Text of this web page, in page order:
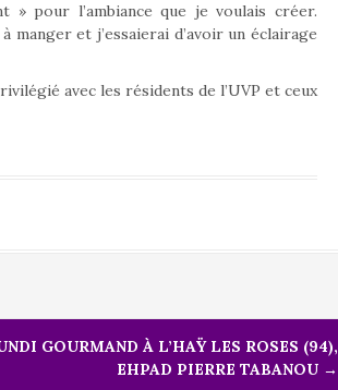
» pour l’ambiance que je voulais créer.
et j’essaierai d’avoir un éclairage
avec les résidents de l’UVP et ceux
GOURMAND À L’HAŸ LES ROSES (94),
EHPAD PIERRE TABANOU →